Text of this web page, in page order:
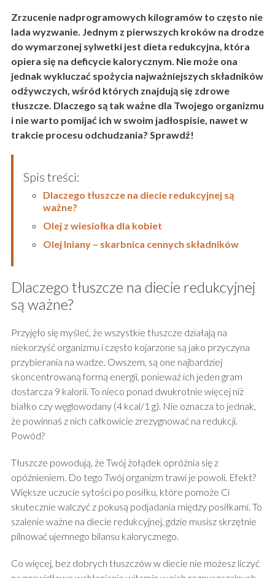
Zrzucenie nadprogramowych kilogramów to często nie
lada wyzwanie. Jednym z pierwszych kroków na drodze
do wymarzonej sylwetki jest dieta redukcyjna, która
opiera się na deficycie kalorycznym. Nie może ona
jednak wykluczać spożycia najważniejszych składników
odżywczych, wśród których znajdują się zdrowe
tłuszcze. Dlaczego są tak ważne dla Twojego organizmu
i nie warto pomijać ich w swoim jadłospisie, nawet w
trakcie procesu odchudzania? Sprawdź!
Spis treści:
Dlaczego tłuszcze na diecie redukcyjnej są
ważne?
Olej z wiesiołka dla kobiet
Olej lniany – skarbnica cennych składników
Dlaczego tłuszcze na diecie redukcyjnej
są ważne?
Przyjęło się myśleć, że wszystkie tłuszcze działają na
niekorzyść organizmu i często kojarzone są jako przyczyna
przybierania na wadze. Owszem, są one najbardziej
skoncentrowaną formą energii, ponieważ ich jeden gram
dostarcza 9 kalorii. To nieco ponad dwukrotnie więcej niż
białko czy węglowodany (4 kcal/1 g). Nie oznacza to jednak,
że powinnaś z nich całkowicie zrezygnować na redukcji.
Powód?
Tłuszcze powodują, że Twój żołądek opróżnia się z
opóźnieniem. Do tego Twój organizm trawi je powoli. Efekt?
Większe uczucie sytości po posiłku, które pomoże Ci
skutecznie walczyć z pokusą podjadania między posiłkami. To
szalenie ważne na diecie redukcyjnej, gdzie musisz skrzętnie
pilnować ujemnego bilansu kalorycznego.
Co więcej, bez dobrych tłuszczów w diecie nie możesz liczyć